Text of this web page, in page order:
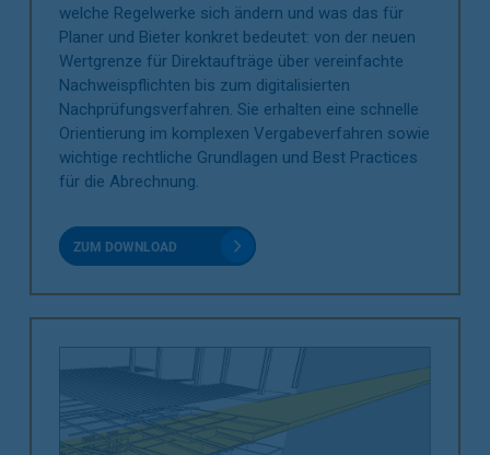
welche Regelwerke sich ändern und was das für
Planer und Bieter konkret bedeutet: von der neuen
Wertgrenze für Direktaufträge über vereinfachte
Nachweispflichten bis zum digitalisierten
Nachprüfungsverfahren. Sie erhalten eine schnelle
Orientierung im komplexen Vergabeverfahren sowie
wichtige rechtliche Grundlagen und Best Practices
für die Abrechnung.
ZUM DOWNLOAD